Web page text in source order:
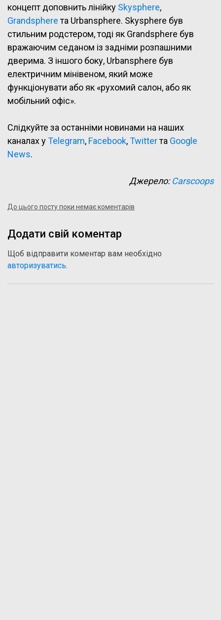
концепт доповнить лінійку Skysphere,
Grandsphereта Urbansphere. Skysphere був
стильним родстером, тоді як Grandsphere був
вражаючим седаном із задніми розпашними
дверима. З іншого боку, Urbansphere був
електричним мінівеном, який може
функціонувати або як «рухомий салон, або як
мобільний офіс».
Слідкуйте за останніми новинами на наших
каналах уTelegram, Facebook,Twitterта Google
News.
Джерело:Carscoops
До цього посту поки немає коментарів
Додати свій коментар
Щоб відправити коментар вам необхідно
авторизуватись.